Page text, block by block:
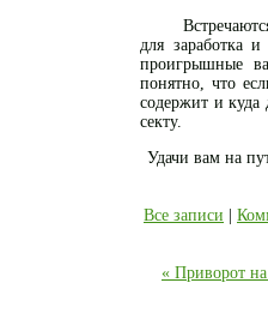
Встречаются
для заработка
проигрышные
понятно, что
содержит и куда
секту.
Удачи вам на
Все записи
« Приворот